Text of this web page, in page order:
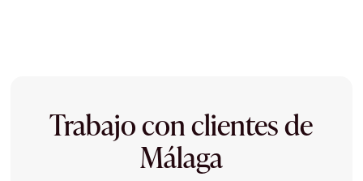
Trabajo con clientes de
Málaga